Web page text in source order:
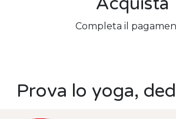
Completa il
Prova lo yoga,